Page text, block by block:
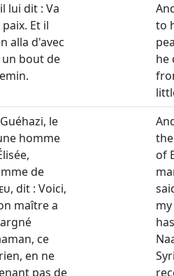
lui dit : Va
paix. Et il
alla d'avec
un bout de
to
he
le
homme
de
, dit : Voici,
maître a
ce
en ne
pas de
of